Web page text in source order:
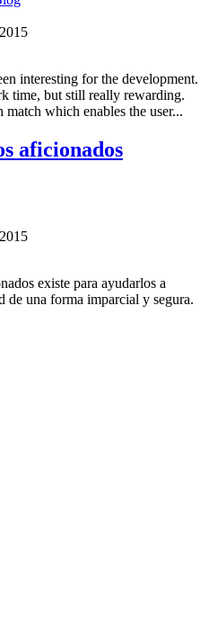
interesting for the development.
time, but still really rewarding.
which enables the user...
aficionados
existe para ayudarlos a
de una forma imparcial y segura.